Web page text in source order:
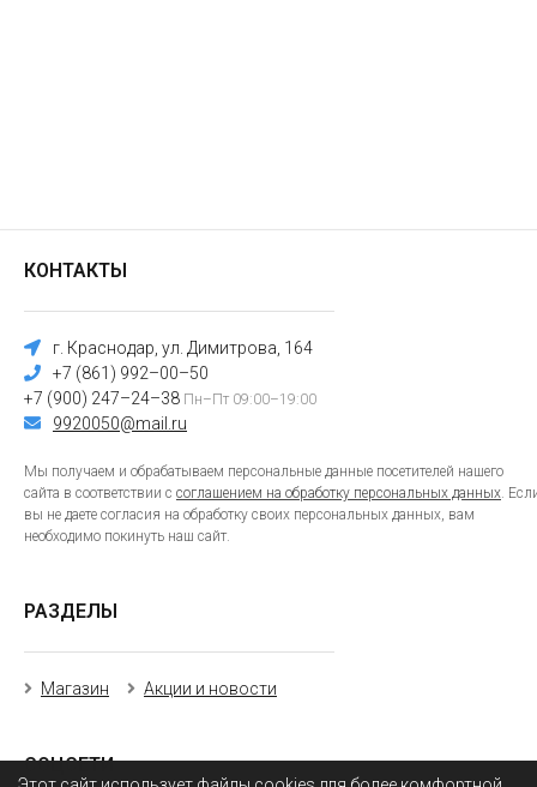
КОНТАКТЫ
г. Краснодар, ул. Димитрова, 164
+7 (861) 992–00–50
+7 (900) 247–24–38 Пн–Пт 09:00–19:00
9920050@mail.ru
Мы получаем и обрабатываем персональные данные посетителей нашего
сайта в соответствии с соглашением на обработку персональных данных.
вы не даете согласия на обработку своих персональных данных, вам
необходимо покинуть наш сайт.
РАЗДЕЛЫ
Магазин Акции и новости
СОЦСЕТИ